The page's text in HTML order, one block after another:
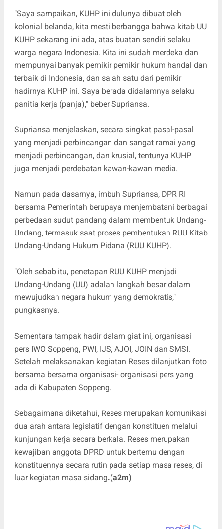
"Saya sampaikan, KUHP ini dulunya dibuat oleh
kolonial belanda, kita mesti berbangga bahwa kitab UU
KUHP sekarang ini ada, atas buatan sendiri selaku
warga negara Indonesia. Kita ini sudah merdeka dan
mempunyai banyak pemikir pemikir hukum handal dan
terbaik di Indonesia, dan salah satu dari pemikir
hadirnya KUHP ini. Saya berada didalamnya selaku
panitia kerja (panja)," beber Supriansa.
Supriansa menjelaskan, secara singkat pasal-pasal
yang menjadi perbincangan dan sangat ramai yang
menjadi perbincangan, dan krusial, tentunya KUHP
juga menjadi perdebatan kawan-kawan media.
Namun pada dasarnya, imbuh Supriansa, DPR RI
bersama Pemerintah berupaya menjembatani berbagai
perbedaan sudut pandang dalam membentuk Undang-
Undang, termasuk saat proses pembentukan RUU Kitab
Undang-Undang Hukum Pidana (RUU KUHP).
"Oleh sebab itu, penetapan RUU KUHP menjadi
Undang-Undang (UU) adalah langkah besar dalam
mewujudkan negara hukum yang demokratis,"
pungkasnya.
Sementara tampak hadir dalam giat ini, organisasi
pers IWO Soppeng, PWI, IJS, AJOI, JOIN dan SMSI.
Setelah melaksanakan kegiatan Reses dilanjutkan foto
bersama bersama organisasi- organisasi pers yang
ada di Kabupaten Soppeng.
Sebagaimana diketahui, Reses merupakan komunikasi
dua arah antara legislatif dengan konstituen melalui
kunjungan kerja secara berkala. Reses merupakan
kewajiban anggota DPRD untuk bertemu dengan
konstituennya secara rutin pada setiap masa reses, di
luar kegiatan masa sidang.(a2m)